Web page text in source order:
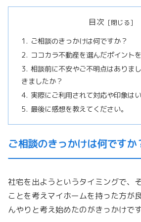
目次
ご相談のきっかけは何ですか？
ココカラ不動産を選んだポイント
相談前に不安やご不明点はありま
きましたか？
実際にご利用されて対応や印象は
最後に感想を教えてください。
ご相談のきっかけは何ですか
社宅を出ようというタイミングで、
ことを考えマイホームを持った方が
んやりと考え始めたのがきっかけです